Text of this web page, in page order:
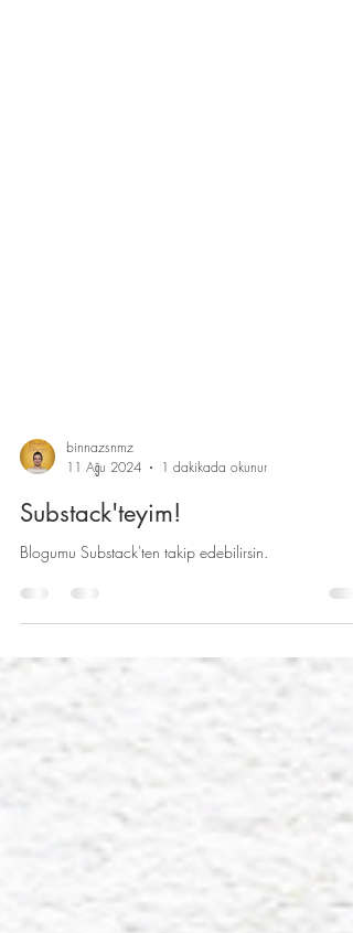
11 Ağu 2024
1 dakikada okunur
Substack'teyim!
Blogumu Substack'ten takip edebilirsin.